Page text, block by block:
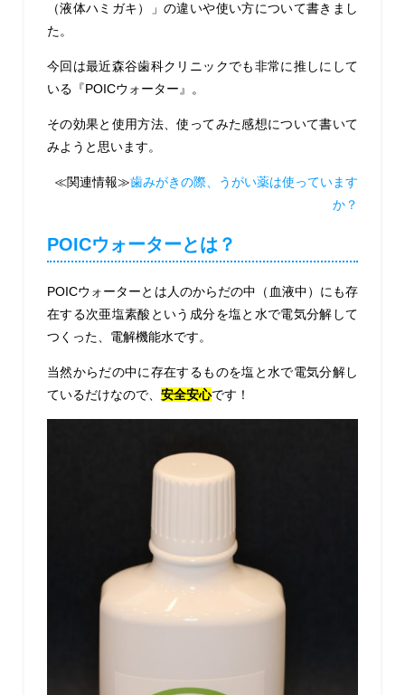
（液体ハミガキ）」の違いや使い方について書きまし
た。
今回は最近森谷歯科クリニックでも非常に推しにして
いる『POICウォーター』。
その効果と使用方法、使ってみた感想について書いて
みようと思います。
≪関連情報≫歯みがきの際、うがい薬は使っています
か？
POICウォーターとは？
POICウォーターとは人のからだの中（血液中）にも存
在する次亜塩素酸という成分を塩と水で電気分解して
つくった、電解機能水です。
当然からだの中に存在するものを塩と水で電気分解し
ているだけなので、 安全安心です！